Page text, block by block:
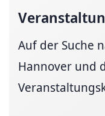
Auf der Suche
Hannover und